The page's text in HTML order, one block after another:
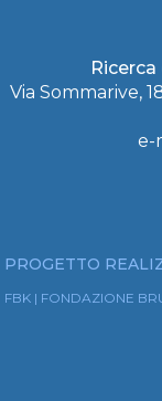
Via Sommarive,
e-
PROGETTO
FBK | FONDAZIONE